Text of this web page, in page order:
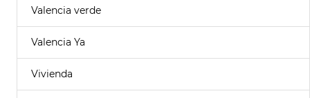
Valencia verde
Valencia Ya
Vivienda